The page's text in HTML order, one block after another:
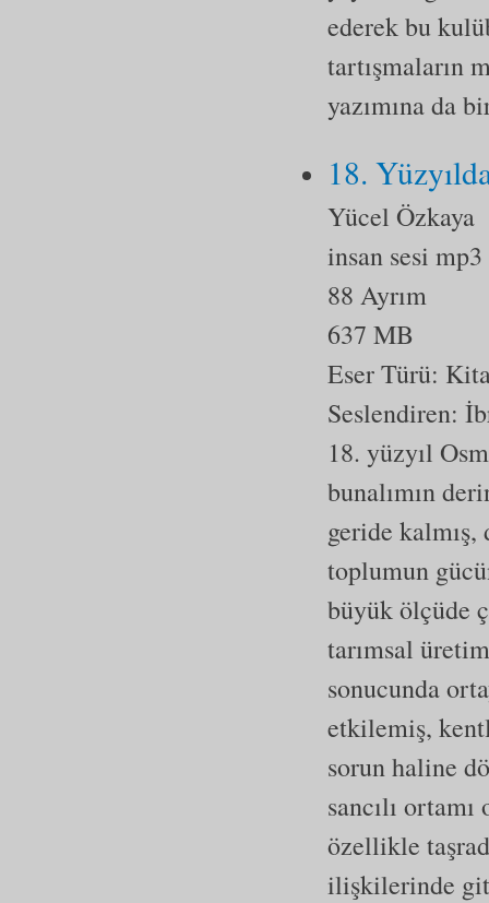
ederek bu
tartışmaların
yazımına da
18.
Yücel Özkaya
insan sesi mp3
88 Ayrım
637 MB
Eser Türü:
Seslendiren:
18. yüzyıl
bunalımın
geride kalmış,
toplumun
büyük ölçüde
tarımsal
sonucunda
etkilemiş,
sorun haline
sancılı
özellikle
ilişkilerinde